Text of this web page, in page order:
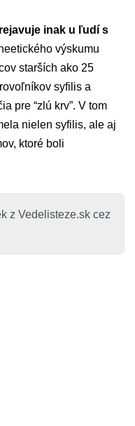
inak u ľudí s
výskumu
starších ako 25
syfilis a
pre “zlú krv”. V tom
nielen syfilis, ale aj
ktoré boli
z Vedelisteze.sk cez